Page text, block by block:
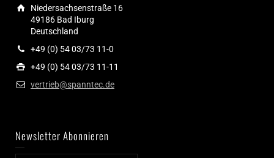
Niedersachsenstraße 16
49186 Bad Iburg
Deutschland
+49 (0) 54 03/73 11-0
+49 (0) 54 03/73 11-11
vertrieb@spanntec.de
Newsletter Abonnieren